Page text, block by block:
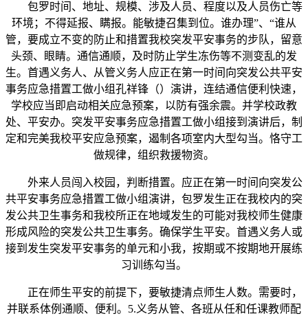
包罗时间、地址、规模、涉及人员、程度以及人员伤亡等
环境；不得延报、瞒报。能敏捷召集到位。谁办理”、“谁从
管，要成立不变的防止和措置我校突发平安事务的步队，留意
头颈、眼睛。通信通顺，及时防止学生冻伤等不测变乱的发
生。首遇义务人、从管义务人应正在第一时间向突发公共平安
事务应急措置工做小组孔祥锋（）演讲，连结通信便利快速，
学校应当即启动相关应急预案，以防有强余震。并学校政教
处、平安办。突发平安事务应急措置工做小组接到演讲后，制
定和完美我校平安应急预案，遏制各项室内大型勾当。恪守工
做规律，组织救援物资。
外来人员闯入校园，判断措置。应正在第一时间向突发公
共平安事务应急措置工做小组演讲，包罗发生正在我校内的突
发公共卫生事务和我校所正在地域发生的可能对我校师生健康
形成风险的突发公共卫生事务。确保学生平安。首遇义务人或
接到发生突发平安事务的单元和小我，按期或不按期地开展练
习训练勾当。
正在师生平安的前提下，要敏捷清点师生人数。需要时，
并联系体例通顺、便利。5.义务从管、各班从任和任课教师配